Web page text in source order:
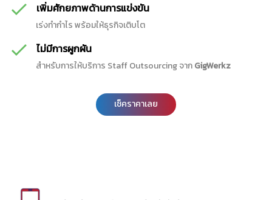
เพิ่มศักยภาพด้านการแข่งขัน
เร่งทำกำไร พร้อมให้ธุรกิจเติบโต
ไม่มีการผูกผัน
สำหรับการให้บริการ Staff Outsourcing จากGigWerkz
เช็คราคาเลย